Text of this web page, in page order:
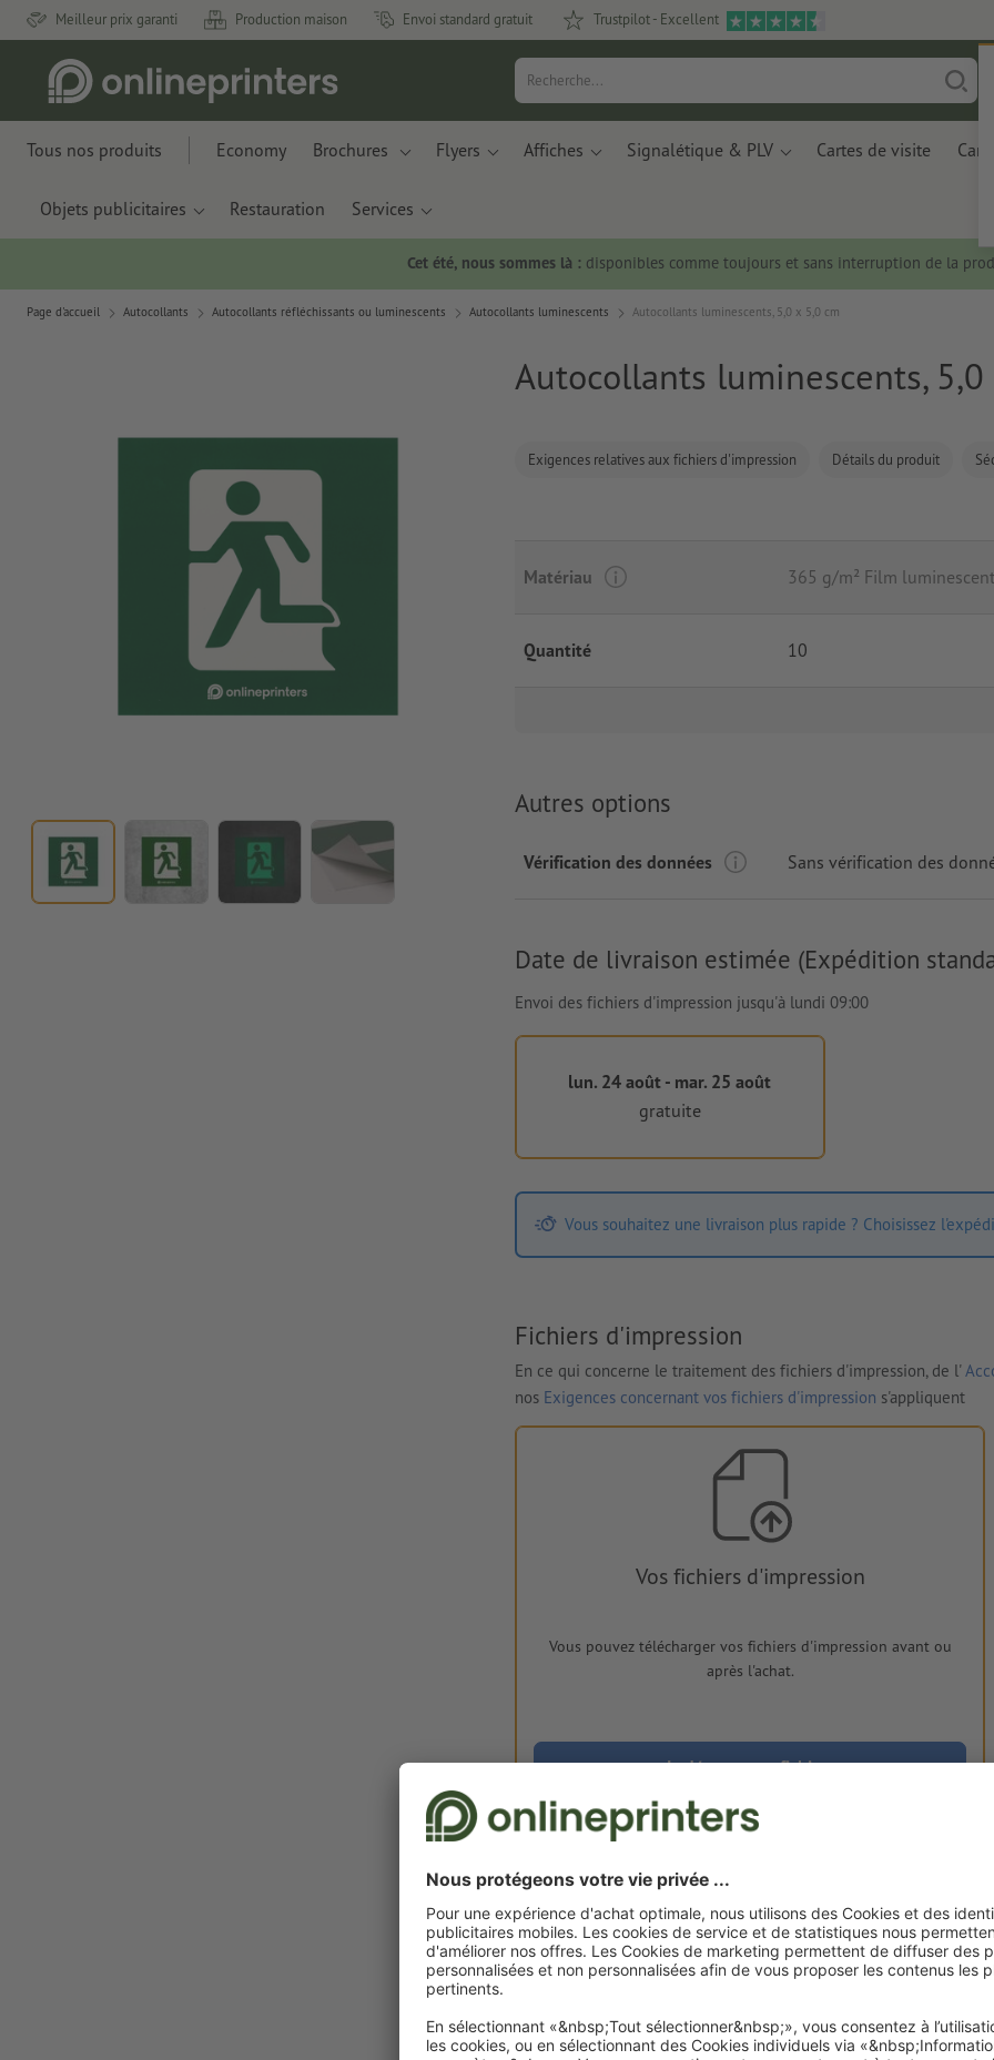
Meilleur prix garanti Production maison Envoi standard gratuit Trustpilot - Excellent
Tous nos produits Economy Brochures Flyers Affiches Signalétique & PLV Cartes de visite
Objets publicitaires Restauration Services
Cet été, nous sommes là :disponibles comme toujours et sans interruption de la
Page d'accueil Autocollants Autocollants réfléchissants ou luminescents Autocollants luminescents Autocollants luminescents, 5,0 x 5,0 cm
Autocollants luminescents, 5,0
Exigences relatives aux fichiers d'impression Détails du produit
Matériau 365 g/m² Film
Quantité 10
Autres options
Vérification des données Sans vérification des
Date de livraison estimée (Expédition
Envoi des fichiers d'impression jusqu'à lundi 09:00
lun. 24 août - mar. 25 août
gratuite
Vous souhaitez une livraison plus rapide ? Choisissez
Fichiers d'impression
En ce qui concerne le traitement des fichiers d'impression, de l'
nos Exigences concernant vos fichiers d'impression s'appliquent
Vos fichiers d'impression
Vous pouvez télécharger vos fichiers d'impression avant ou
après l'achat.
Je dépose mes fichiers
HT
€ 83,17
Livraison approx. :
lun. 24 août - mar. 25 août
Poids: env. 9,1 g